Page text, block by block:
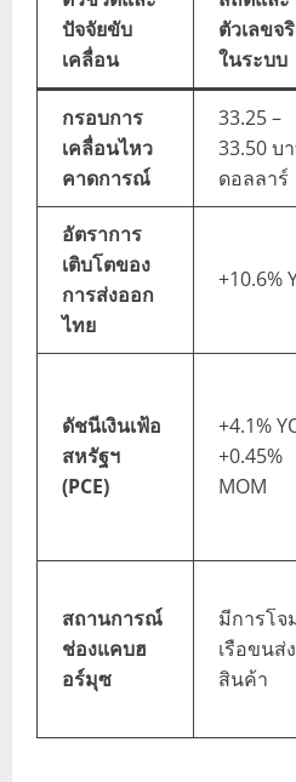
ปัจจัยขับ
เคลื่อน
ตัวเลขจ
ในระบบ
กรอบการ
เคลื่อนไหว
คาดการณ์
33.25 –
33.50 บ
ดอลลาร์
อัตราการ
เติบโตของ
การส่งออก
ไทย
+10.6%
ดัชนีเงินเฟ้อ
สหรัฐฯ
(PCE)
+4.1%
+0.45%
MOM
สถานการณ์
ช่องแคบฮ
อร์มุซ
มีการโจ
เรือขนส่ง
สินค้า